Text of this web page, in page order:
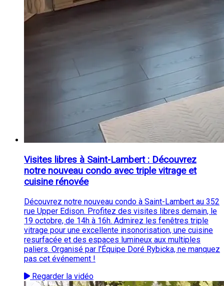
Visites libres à Saint-Lambert : Découvrez
notre nouveau condo avec triple vitrage et
cuisine rénovée
Découvrez notre nouveau condo à Saint-Lambert au 352
rue Upper Edison. Profitez des visites libres demain, le
19 octobre, de 14h à 16h. Admirez les fenêtres triple
vitrage pour une excellente insonorisation, une cuisine
resurfacée et des espaces lumineux aux multiples
paliers. Organisé par l'Équipe Doré Rybicka, ne manquez
pas cet événement !
Regarder la vidéo